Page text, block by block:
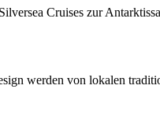
Cruises zur
werden von lokalen